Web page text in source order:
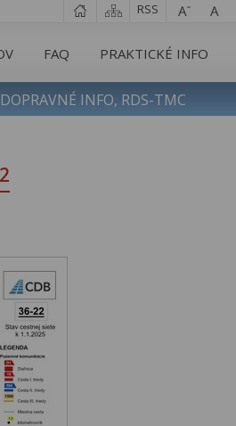
RSS
FAQ PRAKTICKÉ INFO
DOPRAVNÉ INFO, RDS-TMC